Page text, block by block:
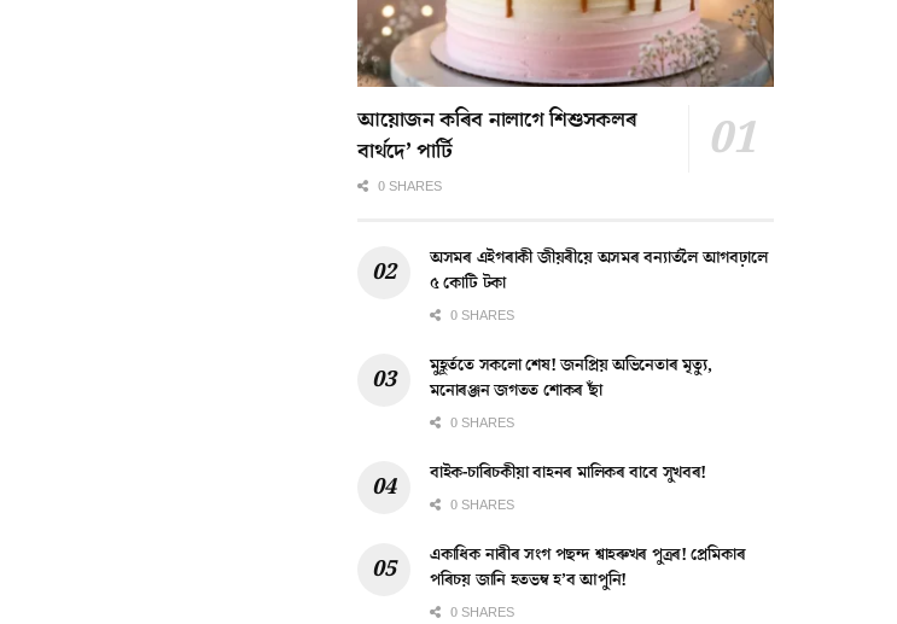
আয়োজন কৰিব নালাগে শিশুসকলৰ
বাৰ্থদে’ পাৰ্টি
0 SHARES
অসমৰ এইগৰাকী জীয়ৰীয়ে অসমৰ বন্যাৰ্তলৈ আগবঢ়ালে
৫ কোটি টকা
0 SHARES
মুহূৰ্ততে সকলো শেষ! জনপ্ৰিয় অভিনেতাৰ মৃত্যু,
মনোৰঞ্জন জগতত শোকৰ ছাঁ
0 SHARES
বাইক-চাৰিচকীয়া বাহনৰ মালিকৰ বাবে সুখবৰ!
0 SHARES
একাধিক নাৰীৰ সংগ পছন্দ শ্বাহৰুখৰ পুত্ৰৰ! প্ৰেমিকাৰ
পৰিচয় জানি হতভম্ব হ’ব আপুনি!
0 SHARES